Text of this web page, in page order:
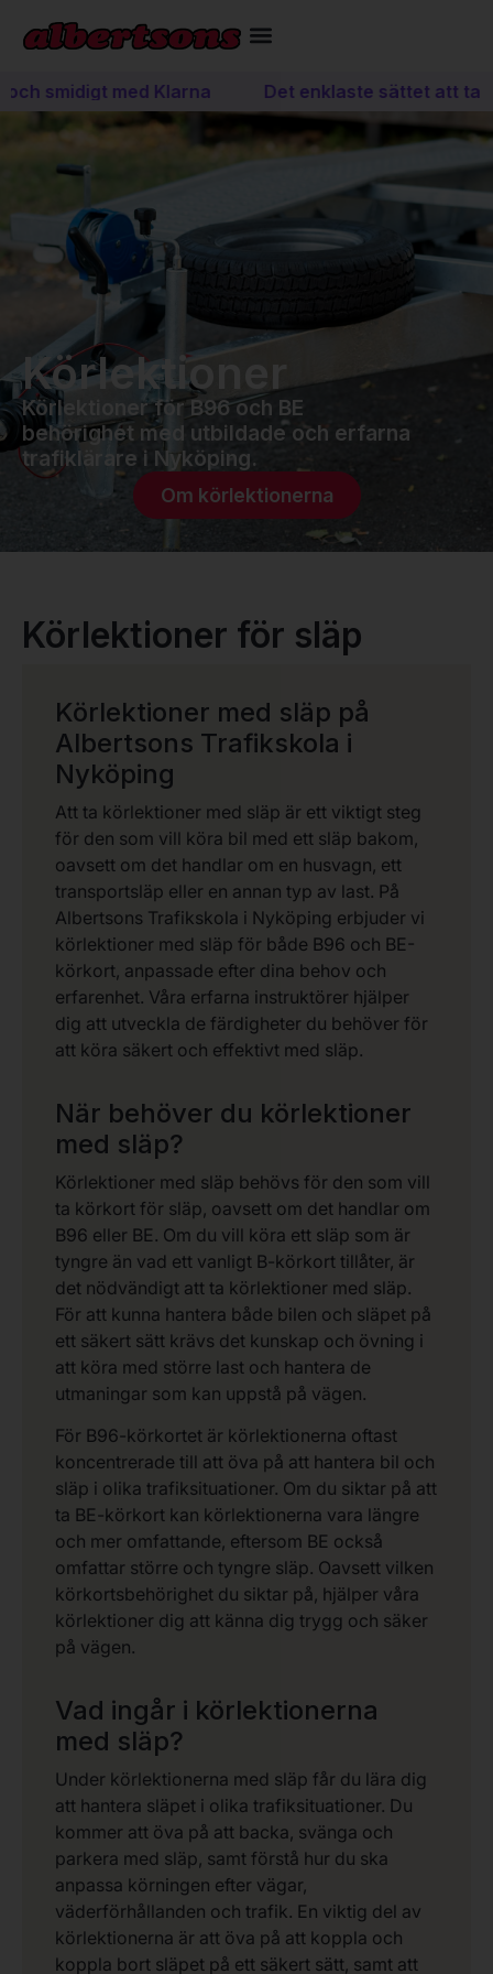
smidigt med Klarna Det enklaste sättet att ta
Körlektioner
Körlektioner för B96 och BE
behörighet med utbildade och erfarna
trafiklärare i Nyköping.
Om körlektionerna
Körlektioner för släp
Körlektioner med släp på
Albertsons Trafikskola i
Nyköping
Att ta körlektioner med släp är ett viktigt steg
för den som vill köra bil med ett släp bakom,
oavsett om det handlar om en husvagn, ett
transportsläp eller en annan typ av last. På
Albertsons Trafikskola i Nyköping erbjuder vi
körlektioner med släp för både B96 och BE-
körkort, anpassade efter dina behov och
erfarenhet. Våra erfarna instruktörer hjälper
dig att utveckla de färdigheter du behöver för
att köra säkert och effektivt med släp.
När behöver du körlektioner
med släp?
Körlektioner med släp behövs för den som vill
ta körkort för släp, oavsett om det handlar om
B96 eller BE. Om du vill köra ett släp som är
tyngre än vad ett vanligt B-körkort tillåter, är
det nödvändigt att ta körlektioner med släp.
För att kunna hantera både bilen och släpet på
ett säkert sätt krävs det kunskap och övning i
att köra med större last och hantera de
utmaningar som kan uppstå på vägen.
För B96-körkortet är körlektionerna oftast
koncentrerade till att öva på att hantera bil och
släp i olika trafiksituationer. Om du siktar på att
ta BE-körkort kan körlektionerna vara längre
och mer omfattande, eftersom BE också
omfattar större och tyngre släp. Oavsett vilken
körkortsbehörighet du siktar på, hjälper våra
körlektioner dig att känna dig trygg och säker
på vägen.
Vad ingår i körlektionerna
med släp?
Under körlektionerna med släp får du lära dig
att hantera släpet i olika trafiksituationer. Du
kommer att öva på att backa, svänga och
parkera med släp, samt förstå hur du ska
anpassa körningen efter vägar,
väderförhållanden och trafik. En viktig del av
körlektionerna är att öva på att koppla och
koppla bort släpet på ett säkert sätt, samt att